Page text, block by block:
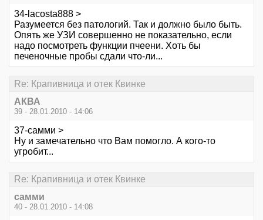
34-lacosta888 >
Разумеется без патологий. Так и должно было быть.
Опять же УЗИ совершенно не показательно, если
надо посмотреть функции пчеени. Хоть бы
печеночные пробы сдали что-ли...
Re: Крапивница и отек Квинке
АКВА
39 - 28.01.2010 - 14:06
37-самми >
Ну и замечательно что Вам помогло. А кого-то
угробит...
Re: Крапивница и отек Квинке
самми
40 - 28.01.2010 - 14:08